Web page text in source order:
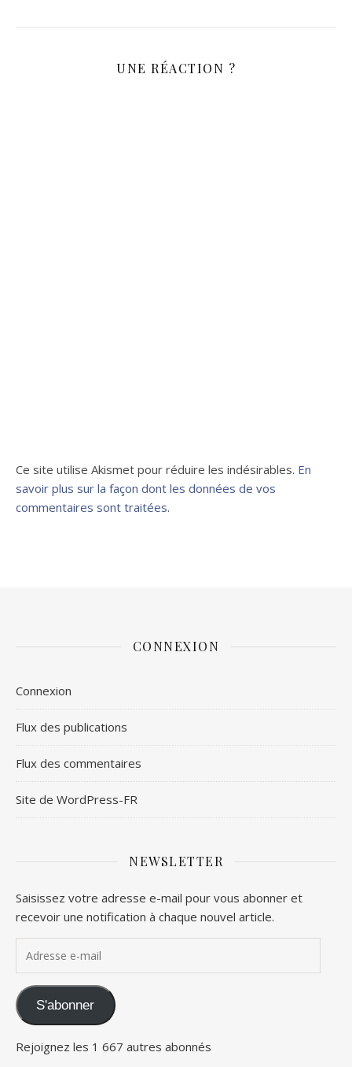
UNE RÉACTION ?
Ce site utilise Akismet pour réduire les indésirables. En
savoir plus sur la façon dont les données de vos
commentaires sont traitées.
CONNEXION
Connexion
Flux des publications
Flux des commentaires
Site de WordPress-FR
NEWSLETTER
Saisissez votre adresse e-mail pour vous abonner et
recevoir une notification à chaque nouvel article.
S'abonner
Rejoignez les 1 667 autres abonnés